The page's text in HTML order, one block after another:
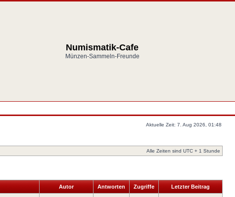
Numismatik-Cafe
Münzen-Sammeln-Freunde
Aktuelle Zeit: 7. Aug 2026, 01:48
Alle Zeiten sind UTC + 1 Stunde
Autor Antworten Zugriffe Letzter Beitrag